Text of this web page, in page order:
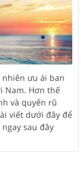
ưu ái ban
Nam. Hơn thế
và quyến rũ
viết dưới đây để
sau đây